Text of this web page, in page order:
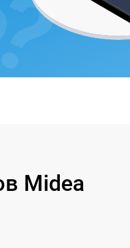
Midea